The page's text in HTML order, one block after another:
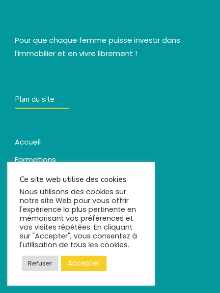
Pour que chaque femme puisse investir dans
l’immobilier et en vivre librement !
Plan du site
Accueil
Formations
Évènements
Ebook
Actualités
Contact
Réseaux sociaux
Ce site web utilise des cookies
Nous utilisons des cookies sur
notre site Web pour vous offrir
l'expérience la plus pertinente en
mémorisant vos préférences et
vos visites répétées. En cliquant
sur "Accepter", vous consentez à
l'utilisation de tous les cookies.
Refuser Accepter